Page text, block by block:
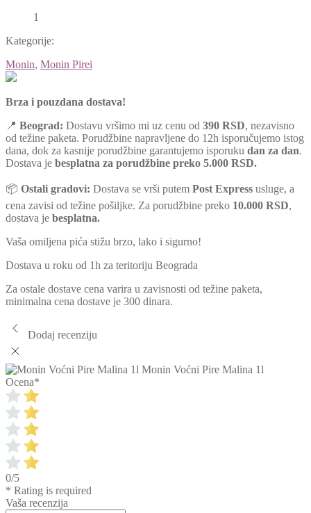
1
Kategorije:
Monin, Monin Pirei
Brza i pouzdana dostava!
📍 Beograd: Dostavu vršimo mi uz cenu od 390 RSD, nezavisno
od težine paketa. Porudžbine napravljene do 12h isporučujemo istog
dana, dok za kasnije porudžbine garantujemo isporuku dan za dan.
Dostava je besplatna za porudžbine preko 5.000 RSD.
📦 Ostali gradovi: Dostava se vrši putem Post Express usluge, a
cena zavisi od težine pošiljke. Za porudžbine preko 10.000 RSD,
dostava je besplatna.
Vaša omiljena pića stižu brzo, lako i sigurno!
Dostava u roku od 1h za teritoriju Beograda
Za ostale dostave cena varira u zavisnosti od težine paketa,
minimalna cena dostave je 300 dinara.
Dodaj recenziju
Monin Voćni Pire Malina 1l
Ocena*
0/5
* Rating is required
Vaša recenzija